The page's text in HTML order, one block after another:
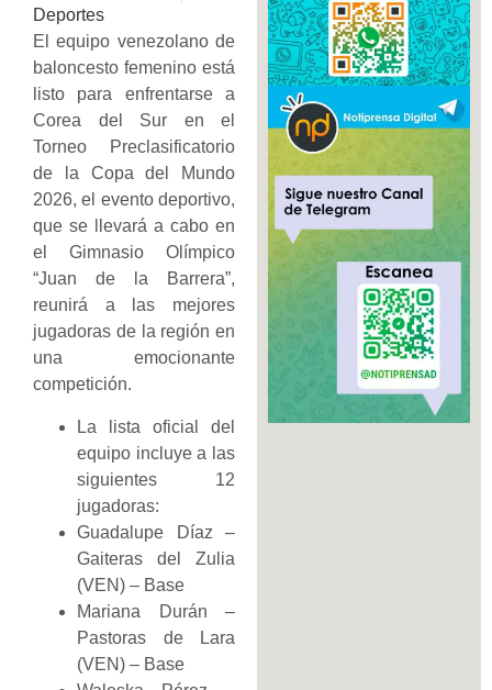
Deportes
El equipo venezolano de
baloncesto femenino está
listo para enfrentarse a
Corea del Sur en el
Torneo Preclasificatorio
de la Copa del Mundo
2026, el evento deportivo,
que se llevará a cabo en
el Gimnasio Olímpico
“Juan de la Barrera”,
reunirá a las mejores
jugadoras de la región en
una emocionante
competición.
La lista oficial del
equipo incluye a las
siguientes 12
jugadoras:
Guadalupe Díaz –
Gaiteras del Zulia
(VEN) – Base
Mariana Durán –
Pastoras de Lara
(VEN) – Base